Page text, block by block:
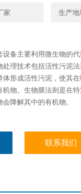
家 生产地
设备主要利用微生物的
处理技术包括活性污泥
体形成活性污泥，使其
物。生物膜法则是在特
降解其中的有机物。
联系我们